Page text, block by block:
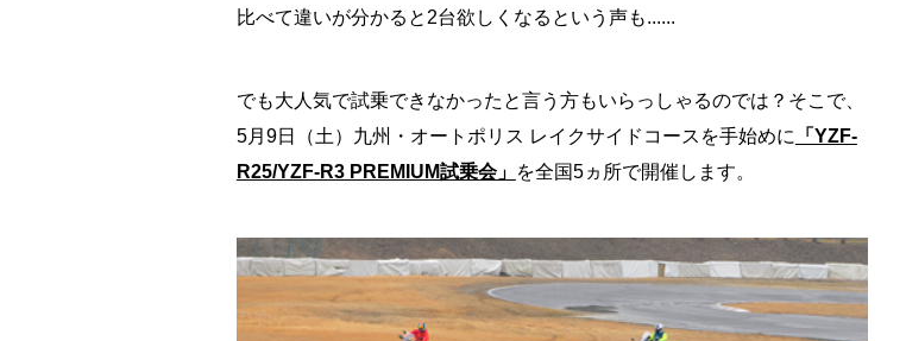
比べて違いが分かると2台欲しくなるという声も......
でも大人気で試乗できなかったと言う方もいらっしゃるのでは？そこで、
5月9日（土）九州・オートポリス レイクサイドコースを手始めに
「YZF-
R25/YZF-R3 PREMIUM試乗会」 を全国5ヵ所で開催します。